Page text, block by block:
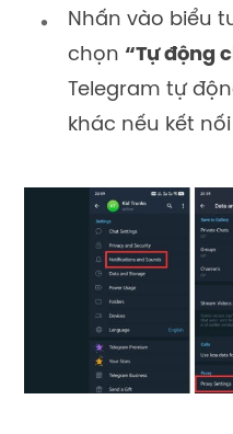
Nhấn vào biểu
chọn “Tự động
Telegram tự
khác nếu kết